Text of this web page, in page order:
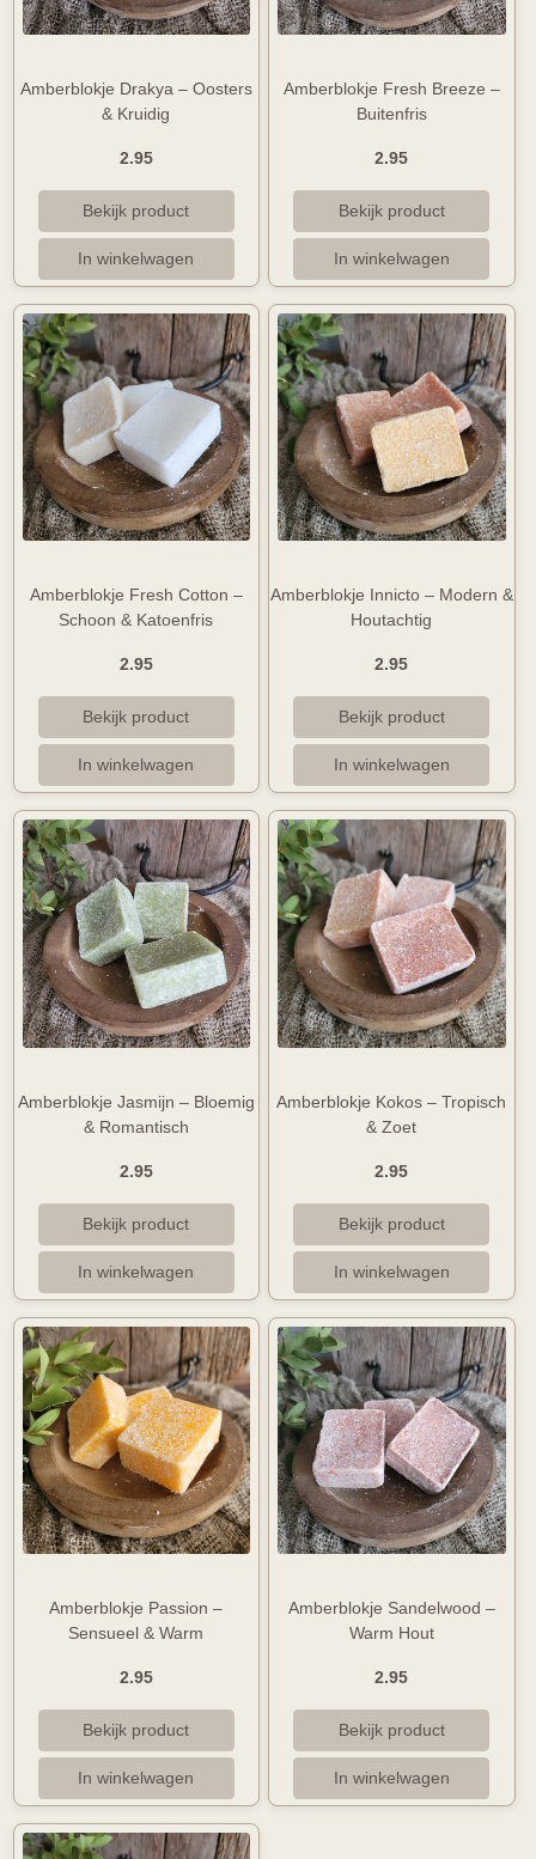
Amberblokje Drakya – Oosters
& Kruidig
2.95
Amberblokje Fresh Breeze –
Buitenfris
2.95
Amberblokje Fresh Cotton –
Schoon & Katoenfris
2.95
Amberblokje Innicto – Modern &
Houtachtig
2.95
Amberblokje Jasmijn – Bloemig
& Romantisch
2.95
Amberblokje Kokos – Tropisch
& Zoet
2.95
Amberblokje Passion –
Sensueel & Warm
2.95
Amberblokje Sandelwood –
Warm Hout
2.95